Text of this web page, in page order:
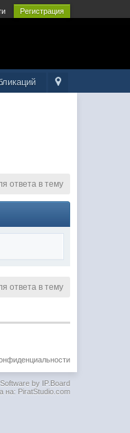
Регистрация
ответа в тему
ответа в тему
by IP.Board
на: PiratStudio.com